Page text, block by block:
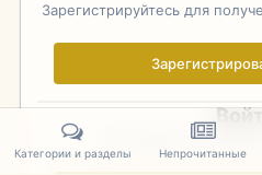
Зарегистрируйтесь для
Уже
Категории и разделы Непрочитанные